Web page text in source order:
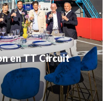
en TT Circuit